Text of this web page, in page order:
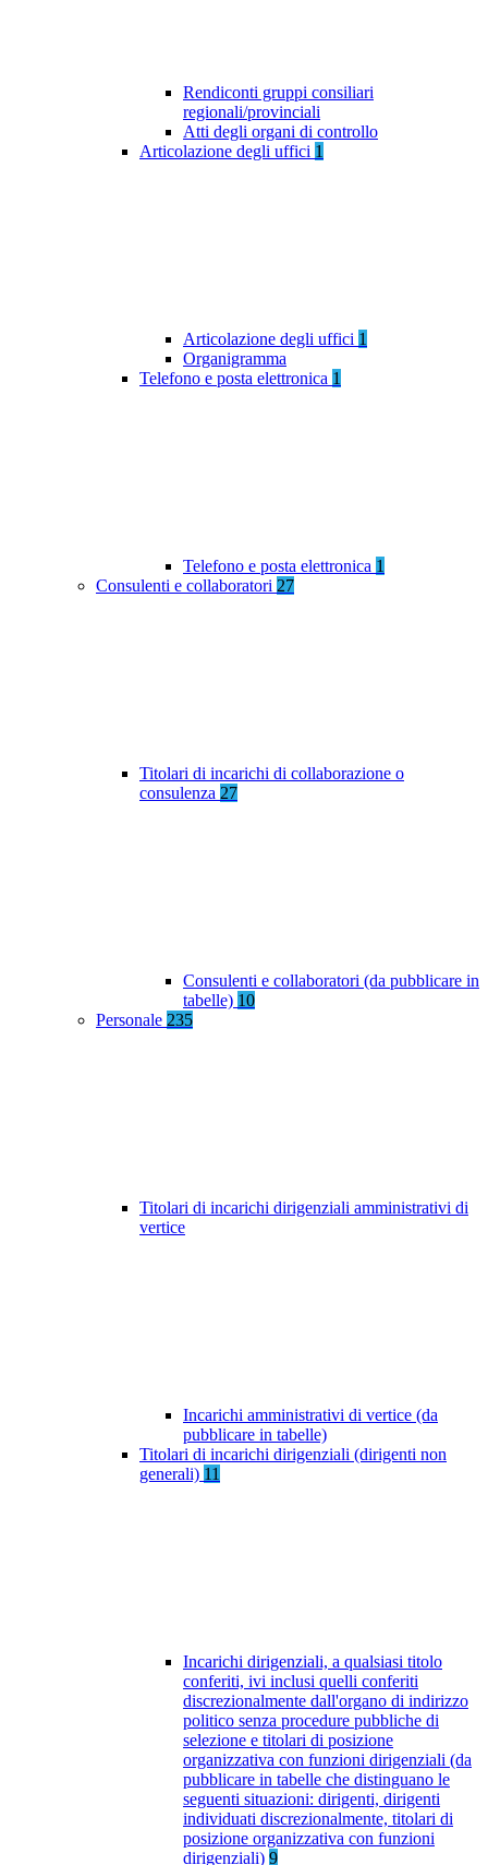
Rendiconti gruppi consiliari
regionali/provinciali
Atti degli organi di controllo
Articolazione degli uffici 1
Articolazione degli uffici 1
Organigramma
Telefono e posta elettronica 1
Telefono e posta elettronica 1
Consulenti e collaboratori 27
Titolari di incarichi di collaborazione o
consulenza 27
Consulenti e collaboratori (da pubblicare in
tabelle) 10
Personale 235
Titolari di incarichi dirigenziali amministrativi di
vertice
Incarichi amministrativi di vertice (da
pubblicare in tabelle)
Titolari di incarichi dirigenziali (dirigenti non
generali) 11
Incarichi dirigenziali, a qualsiasi titolo
conferiti, ivi inclusi quelli conferiti
discrezionalmente dall'organo di indirizzo
politico senza procedure pubbliche di
selezione e titolari di posizione
organizzativa con funzioni dirigenziali (da
pubblicare in tabelle che distinguano le
seguenti situazioni: dirigenti, dirigenti
individuati discrezionalmente, titolari di
posizione organizzativa con funzioni
dirigenziali) 9